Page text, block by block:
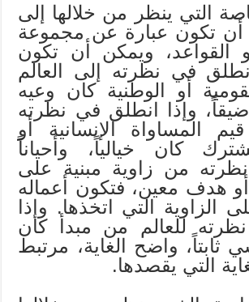
التي ينظر من خلالها إلى
أن تكون عبارة عن مجموعة
القواعد، ويمكن أن تكون
في نظرته إلى العالم
أو الوطنية كان وعيه
وإذا انطلق في نظرته
المساواة الإنسانية أو
كان خيالياً، وأحياناً
من زاوية مبنية على
هدف معين، فتكون أعماله
الزاوية التي اتخذها. وإذا
للعالم من مبدأ كان
ثابتاً، واضح الغاية، مرتبط
التي يقصدها.